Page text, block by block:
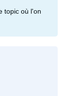
topic où l'on